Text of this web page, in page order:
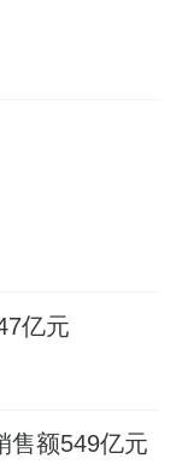
亿元
售额549亿元